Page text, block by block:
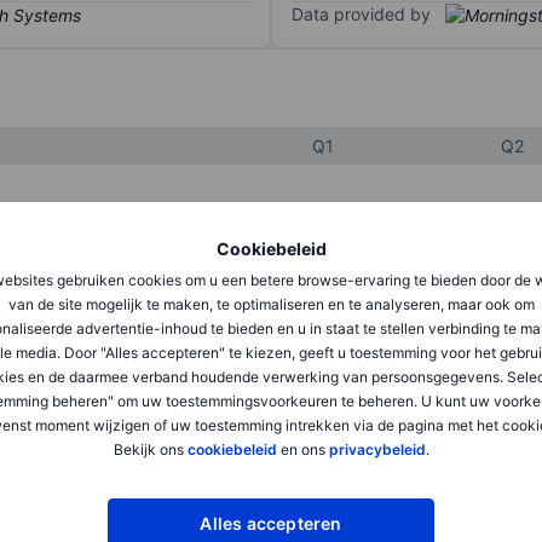
Cookiebeleid
gebruiken cookies om u een betere browse-ervaring te bieden door de
van de site mogelijk te maken, te optimaliseren en te analyseren, maar ook om
advertentie-inhoud te bieden en u in staat te stellen verbinding te
media. Door "Alles accepteren" te kiezen, geeft u toestemming voor het
en de daarmee verband houdende verwerking van persoonsgegevens.
beheren" om uw toestemmingsvoorkeuren te beheren. U kunt uw
moment wijzigen of uw toestemming intrekken via de pagina met het
Bekijk ons cookiebeleid en ons privacybeleid.
Alles accepteren
Data provided by
Q1 Q2
XXXXXXX XXXXXXX
XXXXXXX XXXXXXX
XXXXXXX XXXXXXX
XXXXXXX
XXXXXXX